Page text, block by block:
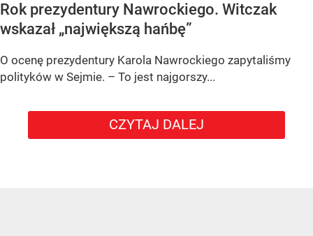
Rok prezydentury Nawrockiego. Witczak
wskazał „największą hańbę”
O ocenę prezydentury Karola Nawrockiego zapytaliśmy
polityków w Sejmie. – To jest najgorszy...
CZYTAJ DALEJ